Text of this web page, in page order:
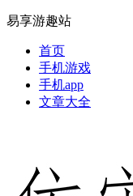
易享游趣站
首页
手机游戏
手机app
文章大全